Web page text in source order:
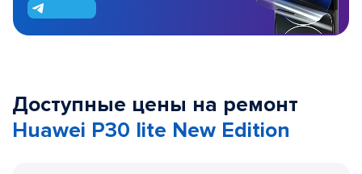
Доступные цены на ремонт
Huawei P30 lite New Edition